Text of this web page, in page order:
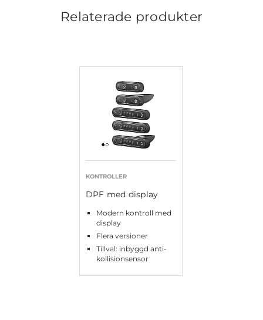
Relaterade produkter
KONTROLLER
DPF med display
Modern kontroll med
display
Flera versioner
Tillval: inbyggd anti-
kollisionsensor